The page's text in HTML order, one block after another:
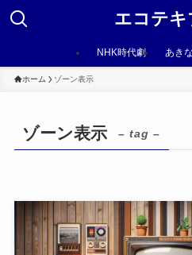
エコテキ
NHK時代劇 あき
ホーム ゾーン表示
ゾーン表示 – tag –